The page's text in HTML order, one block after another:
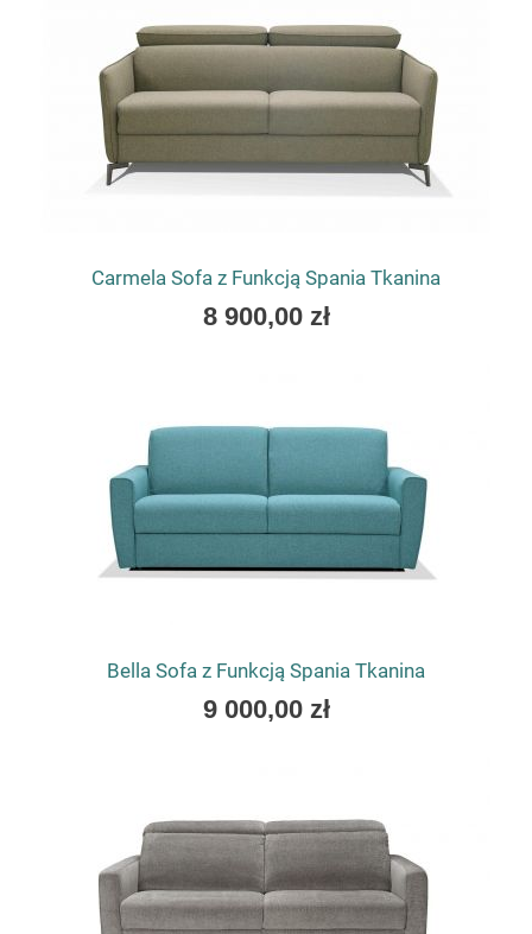
Carmela Sofa z Funkcją Spania Tkanina
As
8 900,00 zł
Bella Sofa z Funkcją Spania Tkanina
As
9 000,00 zł